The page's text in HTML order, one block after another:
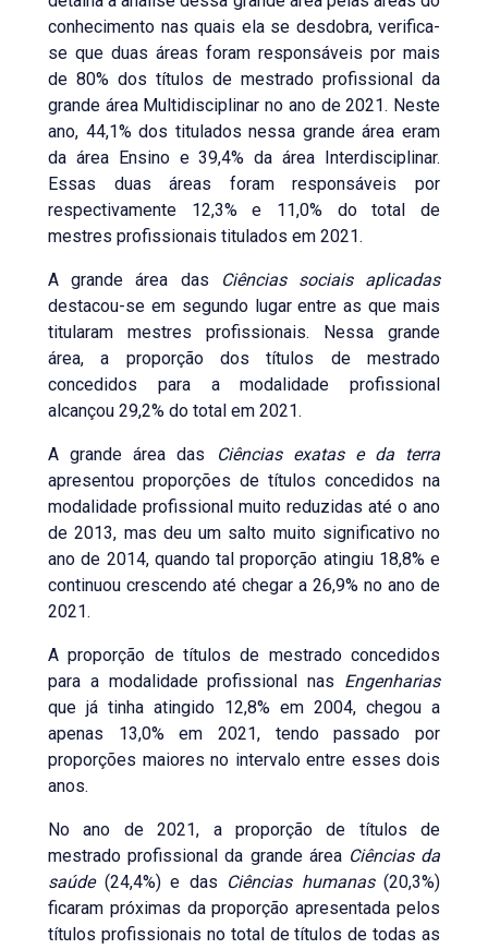
conhecimento nas quais ela se desdobra, verifica-
se que duas áreas foram responsáveis por mais
de 80% dos títulos de mestrado profissional da
grande área Multidisciplinar no ano de 2021. Neste
ano, 44,1% dos titulados nessa grande área eram
da área Ensino e 39,4% da área Interdisciplinar.
Essas duas áreas foram responsáveis por
respectivamente 12,3% e 11,0% do total de
mestres profissionais titulados em 2021.
A grande área das
Ciências sociais aplicadas
destacou-se em segundo lugar entre as que mais
titularam mestres profissionais. Nessa grande
área, a proporção dos títulos de mestrado
concedidos para a modalidade profissional
alcançou 29,2% do total em 2021.
A grande área das Ciências exatas e da terra
apresentou proporções de títulos concedidos na
modalidade profissional muito reduzidas até o ano
de 2013, mas deu um salto muito significativo no
ano de 2014, quando tal proporção atingiu 18,8% e
continuou crescendo até chegar a 26,9% no ano de
2021.
A proporção de títulos de mestrado concedidos
para a modalidade profissional nas Engenharias
que já tinha atingido 12,8% em 2004, chegou a
apenas 13,0% em 2021, tendo passado por
proporções maiores no intervalo entre esses dois
anos.
No ano de 2021, a proporção de títulos de
mestrado profissional da grande área Ciências da
saúde(24,4%) e das Ciências humanas(20,3%)
ficaram próximas da proporção apresentada pelos
títulos profissionais no total de títulos de todas as